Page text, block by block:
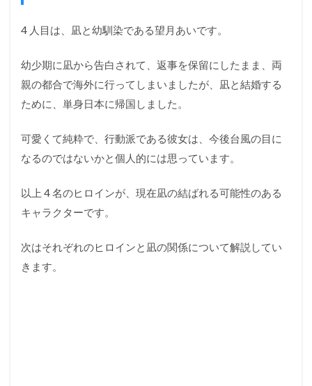
許
結ば
れる
誰？
の反
は？
ま
と
4 人目は、凪と幼馴染である望月あいです。
幼少期に凪から告白されて、返事を保留にしたまま、両
親の都合で海外に行ってしまいましたが、凪と結婚する
ために、単身日本に帰国しました。
可愛くて純粋で、行動派である彼女は、今後台風の目に
なるのではないかと個人的には思っています。
以上 4 名のヒロインが、現在凪の結ばれる可能性のある
キャラクターです。
次はそれぞれのヒロインと凪の関係について解説してい
きます。